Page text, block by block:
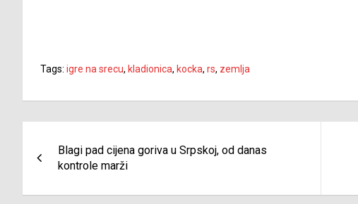
Tags: igre na srecu, kladionica, kocka, rs, zemlja
članaka
Blagi pad cijena goriva u Srpskoj, od danas
kontrole marži